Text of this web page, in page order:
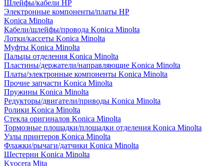
Шлейфы/кабели HP
Электронные компоненты/платы HP
Konica Minolta
Кабели/шлейфы/провода Konica Minolta
Лотки/кассеты Konica Minolta
Муфты Konica Minolta
Пальцы отделения Konica Minolta
Пластины/держатели/направляющие Konica Minolta
Платы/электронные компоненты Konica Minolta
Прочие запчасти Konica Minolta
Пружины Konica Minolta
Редукторы/двигатели/приводы Konica Minolta
Ролики Konica Minolta
Стекла оригиналов Konica Minolta
Тормозные площадки/площадки отделения Konica Minolta
Узлы принтеров Konica Minolta
Флажки/рычаги/датчики Konica Minolta
Шестерни Konica Minolta
Kyocera Mita